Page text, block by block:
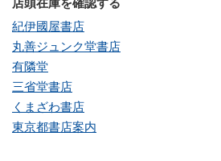
紀伊國屋書店
丸善ジュンク堂書店
有隣堂
三省堂書店
くまざわ書店
東京都書店案内